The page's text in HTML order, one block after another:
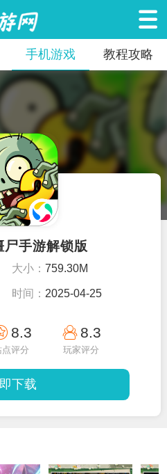
手机游戏 教程攻略
尸手游解锁版
大小： 759.30M
时间： 2025-04-25
8.3
点评分
8.3
玩家评分
下载